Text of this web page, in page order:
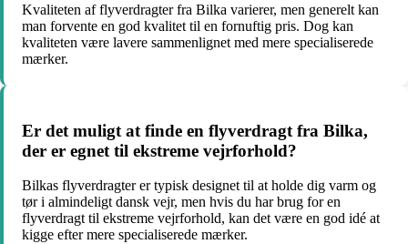
Kvaliteten af flyverdragter fra Bilka varierer, men generelt kan
man forvente en god kvalitet til en fornuftig pris. Dog kan
kvaliteten være lavere sammenlignet med mere specialiserede
mærker.
Er det muligt at finde en flyverdragt fra Bilka,
der er egnet til ekstreme vejrforhold?
Bilkas flyverdragter er typisk designet til at holde dig varm og
tør i almindeligt dansk vejr, men hvis du har brug for en
flyverdragt til ekstreme vejrforhold, kan det være en god idé at
kigge efter mere specialiserede mærker.